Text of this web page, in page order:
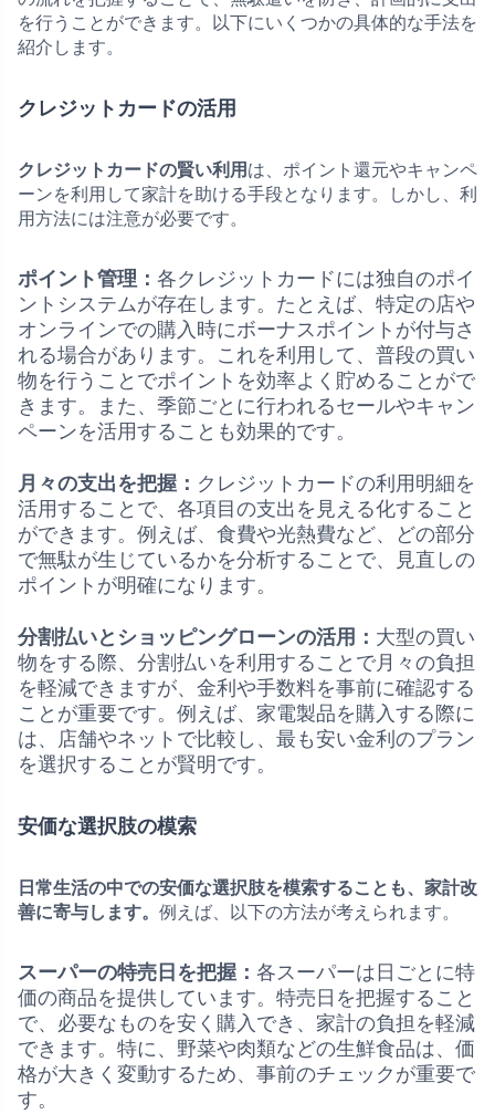
を行うことができます。以下にいくつかの具体的な手法を
紹介します。
クレジットカードの活用
クレジットカードの賢い利用 は、ポイント還元やキャンペ
ーンを利用して家計を助ける手段となります。しかし、利
用方法には注意が必要です。
ポイント管理： 各クレジットカードには独自のポイ
ントシステムが存在します。たとえば、特定の店や
オンラインでの購入時にボーナスポイントが付与さ
れる場合があります。これを利用して、普段の買い
物を行うことでポイントを効率よく貯めることがで
きます。また、季節ごとに行われるセールやキャン
ペーンを活用することも効果的です。
月々の支出を把握： クレジットカードの利用明細を
活用することで、各項目の支出を見える化すること
ができます。例えば、食費や光熱費など、どの部分
で無駄が生じているかを分析することで、見直しの
ポイントが明確になります。
分割払いとショッピングローンの活用： 大型の買い
物をする際、分割払いを利用することで月々の負担
を軽減できますが、金利や手数料を事前に確認する
ことが重要です。例えば、家電製品を購入する際に
は、店舗やネットで比較し、最も安い金利のプラン
を選択することが賢明です。
安価な選択肢の模索
日常生活の中での安価な選択肢を模索することも、家計改
善に寄与します。 例えば、以下の方法が考えられます。
スーパーの特売日を把握： 各スーパーは日ごとに特
価の商品を提供しています。特売日を把握すること
で、必要なものを安く購入でき、家計の負担を軽減
できます。特に、野菜や肉類などの生鮮食品は、価
格が大きく変動するため、事前のチェックが重要で
す。